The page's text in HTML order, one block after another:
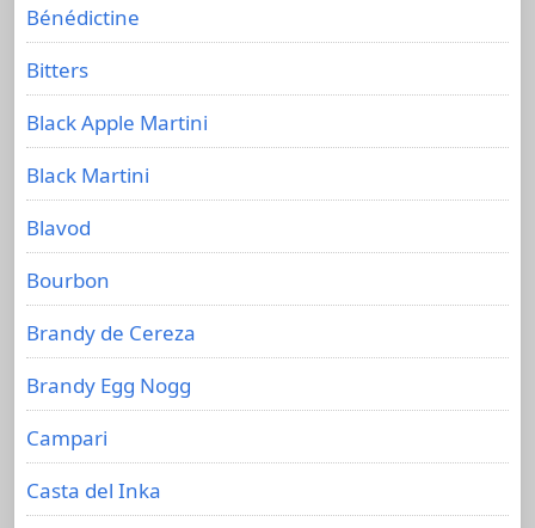
Bénédictine
Bitters
Black Apple Martini
Black Martini
Blavod
Bourbon
Brandy de Cereza
Brandy Egg Nogg
Campari
Casta del Inka